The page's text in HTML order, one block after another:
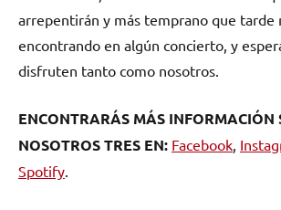
arrepentirán y más temprano que tarde
encontrando en algún concierto, y
disfruten tanto como nosotros.
ENCONTRARÁS MÁS INFORMACIÓN
NOSOTROS TRES EN: Facebook
Spotify